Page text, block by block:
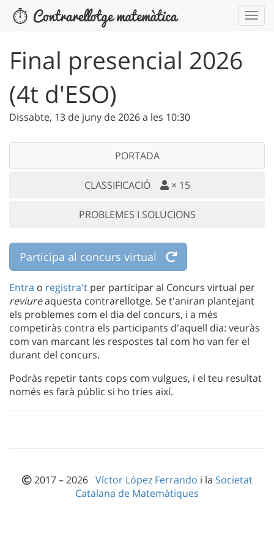
Final presencial 2026
(4t d'ESO)
Dissabte, 13 de juny de 2026 a les 10:30
PORTADA
CLASSIFICACIÓ × 15
PROBLEMES I SOLUCIONS
Entra o registra't per participar al Concurs virtual per
reviureaquesta contrarellotge. Se t'aniran plantejant
els problemes com el dia del concurs, i a més
competiràs contra els participants d'aquell dia: veuràs
com van marcant les respostes tal com ho van fer el
durant del concurs.
Podràs repetir tants cops com vulgues, i el teu resultat
només es farà públic si ho tries així.
2017 – 2026 Víctor López Ferrando i la Societat
Catalana de Matemàtiques